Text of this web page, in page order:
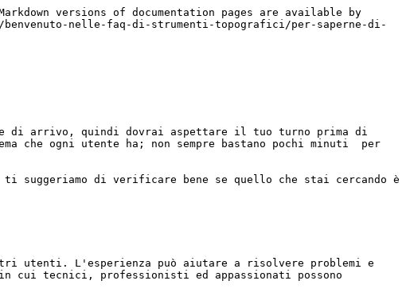
versions of documentation pages are available by
nelle-faq-di-strumenti-topografici/per-saperne-di-
arrivo, quindi dovrai aspettare il tuo turno prima di
ogni utente ha; non sempre bastano pochi minuti  per
suggeriamo di verificare bene se quello che stai cercando è
utenti. L'esperienza può aiutare a risolvere problemi e
cui tecnici, professionisti ed appassionati possono